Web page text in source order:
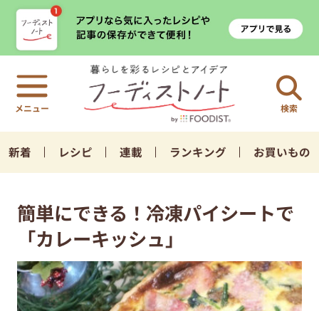
検索
新着 レシピ 連載 ランキング お買いもの
簡単にできる！冷凍パイシートで
「カレーキッシュ」